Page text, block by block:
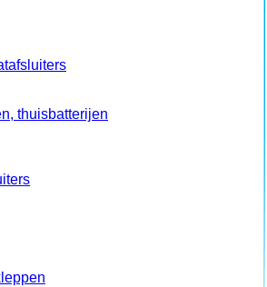
thuisbatterijen